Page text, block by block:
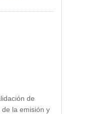
de
la emisión y